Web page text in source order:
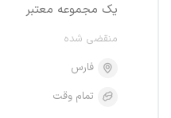
یک مجموعه معتبر
منقضی شده
فارس
تمام وقت